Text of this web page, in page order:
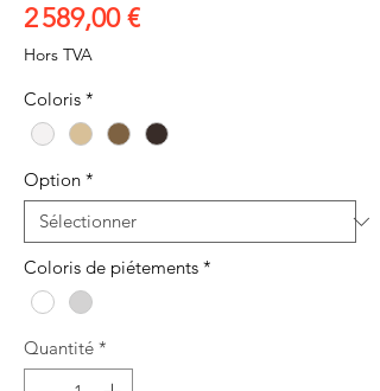
2 589,00 €Prix
Hors TVA
Coloris *
Option *
Coloris de piétements *
Quantité *